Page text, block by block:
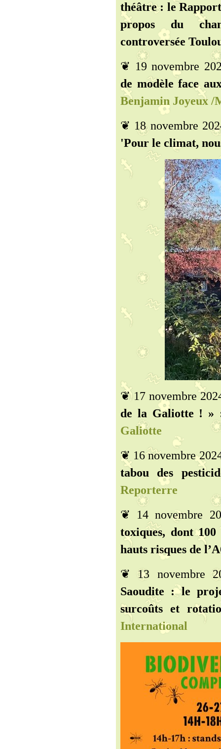
théâtre : le
propos du
controversée
❦ 19 novembre
de modèle face
Benjamin Joyeux /
❦ 18 novembre
'Pour le climat,
❦ 17 novembre
de la Galiotte ! »
Galiotte
❦ 16 novembre
tabou des
Reporterre
❦ 14 novembre
toxiques, dont
hauts risques de
❦ 13 novembre
Saoudite : le
surcoûts et
International